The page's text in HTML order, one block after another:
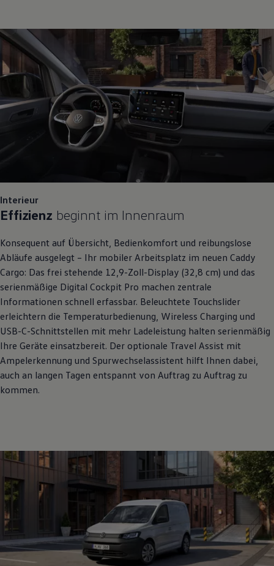
Interieur
Effizienz beginnt im Innenraum
Konsequent auf Übersicht, Bedienkomfort und reibungslose
Abläufe ausgelegt – Ihr mobiler Arbeitsplatz im neuen Caddy
Cargo: Das frei stehende 12,9-Zoll-Display (32,8 cm) und das
serienmäßige Digital Cockpit Pro machen zentrale
Informationen schnell erfassbar. Beleuchtete Touchslider
erleichtern die Temperaturbedienung, Wireless Charging und
USB-C-Schnittstellen mit mehr Ladeleistung halten serienmäßig
Ihre Geräte einsatzbereit. Der optionale Travel Assist mit
Ampelerkennung und Spurwechselassistent hilft Ihnen dabei,
auch an langen Tagen entspannt von Auftrag zu Auftrag zu
kommen.